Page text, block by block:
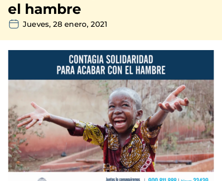
el hambre
Jueves, 28 enero, 2021